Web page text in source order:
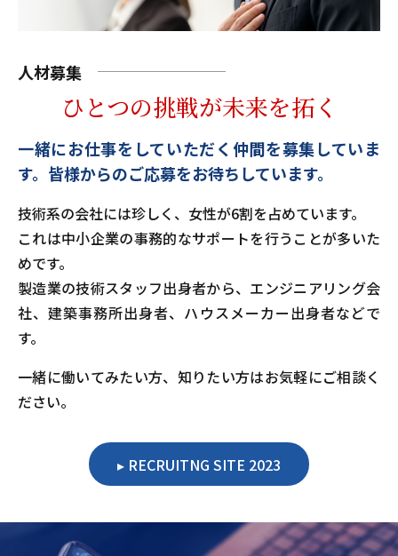
人材募集
ひとつの挑戦が未来を拓く
一緒にお仕事をしていただく仲間を募集していま
す。 皆様からのご応募をお待ちしています。
技術系の会社には珍しく、女性が6割を占めています。
これは中小企業の事務的なサポートを行うことが多いた
めです。
製造業の技術スタッフ出身者から、エンジニアリング会
社、建築事務所出身者、ハウスメーカー出身者などで
す。
一緒に働いてみたい方、知りたい方はお気軽にご相談く
ださい。
RECRUITNG SITE 2023